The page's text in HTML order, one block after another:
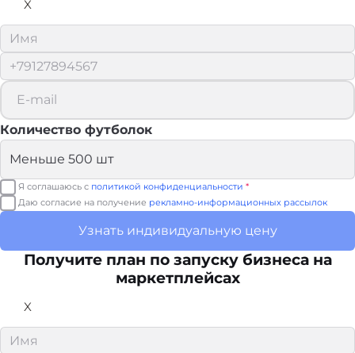
X
Количество футболок
Я соглашаюсь с политикой конфиденциальности *
Даю согласие на получение рекламно-информационных рассылок
Узнать индивидуальную цену
Получите план по запуску бизнеса на
маркетплейсах
X